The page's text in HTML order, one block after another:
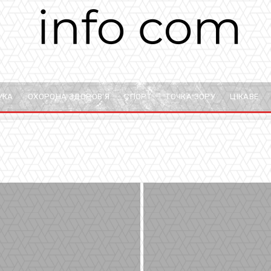
ОХОРОНА ЗДОРОВ’Я СПОРТ ТОЧКА ЗОРУ ЦІКАВЕ